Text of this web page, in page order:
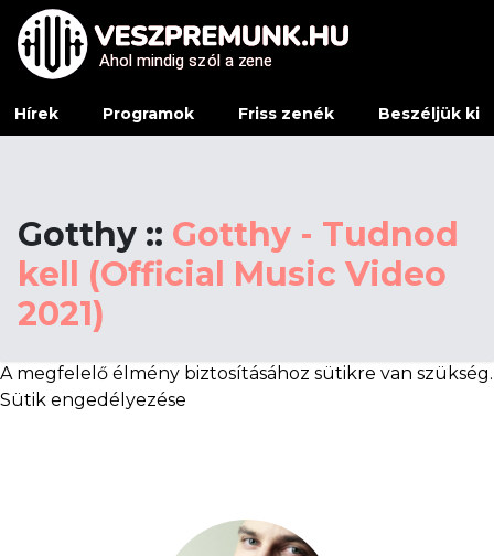
Ahol mindig szól a zene
Ahol mindig szól a zene
Hírek Programok Friss zenék Beszéljük ki
Gotthy :: Gotthy - Tudnod
kell (Official Music Video
2021)
A megfelelő élmény biztosításához sütikre van szükség.
Sütik engedélyezése